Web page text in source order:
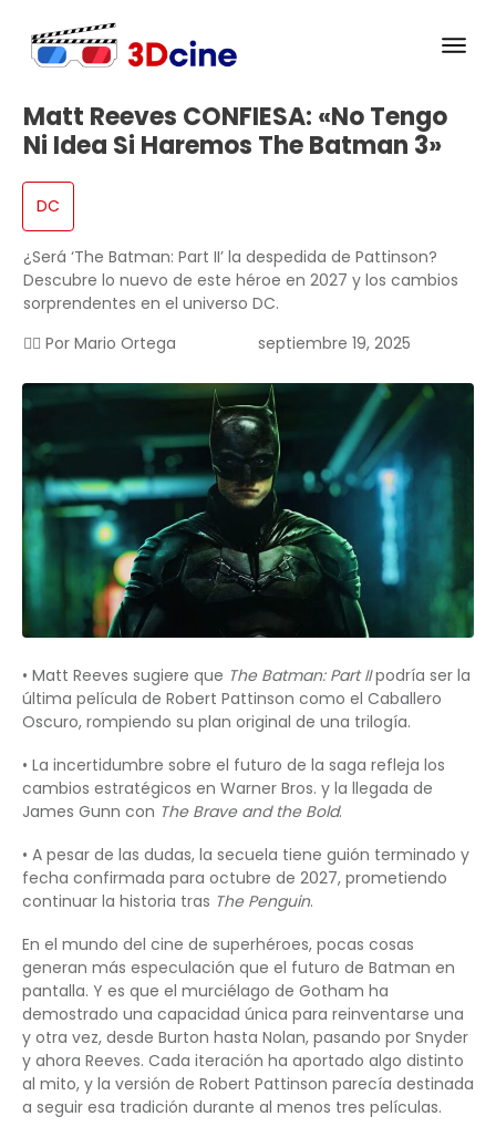
Matt Reeves CONFIESA: «No Tengo
Ni Idea Si Haremos The Batman 3»
DC
¿Será ‘The Batman: Part II’ la despedida de Pattinson?
Descubre lo nuevo de este héroe en 2027 y los cambios
sorprendentes en el universo DC.
✍🏻 Por Mario Ortega septiembre 19, 2025
• Matt Reeves sugiere que The Batman: Part IIpodría ser la
última película de Robert Pattinson como el Caballero
Oscuro, rompiendo su plan original de una trilogía.
• La incertidumbre sobre el futuro de la saga refleja los
cambios estratégicos en Warner Bros. y la llegada de
James Gunn con The Brave and the Bold.
• A pesar de las dudas, la secuela tiene guión terminado y
fecha confirmada para octubre de 2027, prometiendo
continuar la historia tras The Penguin.
En el mundo del cine de superhéroes, pocas cosas
generan más especulación que el futuro de Batman en
pantalla. Y es que el murciélago de Gotham ha
demostrado una capacidad única para reinventarse una
y otra vez, desde Burton hasta Nolan, pasando por Snyder
y ahora Reeves. Cada iteración ha aportado algo distinto
al mito, y la versión de Robert Pattinson parecía destinada
a seguir esa tradición durante al menos tres películas.